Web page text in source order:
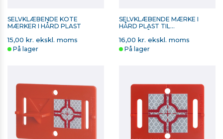
SELVKLÆBENDE KOTE
MÆRKER I HÅRD PLAST
15,00 kr. ekskl. moms
På lager
SELVKLÆBENDE MÆRKE I
HÅRD PLAST TIL
16,00 kr. ekskl. moms
På lager